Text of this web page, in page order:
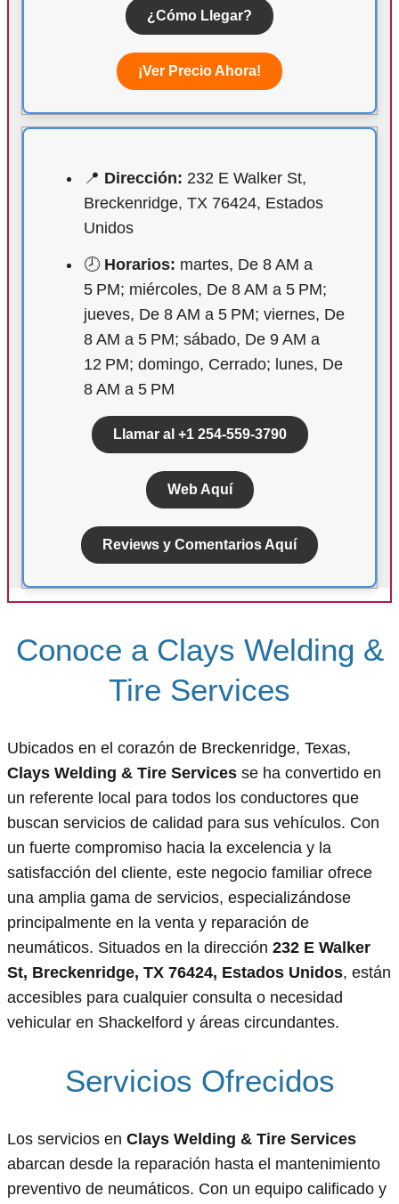
¿Cómo Llegar?
¡Ver Precio Ahora!
📍 Dirección: 232 E Walker St,
Breckenridge, TX 76424, Estados
Unidos
🕗 Horarios: martes, De 8 AM a
5 PM; miércoles, De 8 AM a 5 PM;
jueves, De 8 AM a 5 PM; viernes, De
8 AM a 5 PM; sábado, De 9 AM a
12 PM; domingo, Cerrado; lunes, De
8 AM a 5 PM
Llamar al +1 254-559-3790
Web Aquí
Reviews y Comentarios Aquí
Conoce a Clays Welding &
Tire Services
Ubicados en el corazón de Breckenridge, Texas,
Clays Welding & Tire Services se ha convertido en
un referente local para todos los conductores que
buscan servicios de calidad para sus vehículos. Con
un fuerte compromiso hacia la excelencia y la
satisfacción del cliente, este negocio familiar ofrece
una amplia gama de servicios, especializándose
principalmente en la venta y reparación de
neumáticos. Situados en la dirección 232 E Walker
St, Breckenridge, TX 76424, Estados Unidos, están
accesibles para cualquier consulta o necesidad
vehicular en Shackelford y áreas circundantes.
Servicios Ofrecidos
Los servicios en Clays Welding & Tire Services
abarcan desde la reparación hasta el mantenimiento
preventivo de neumáticos. Con un equipo calificado y